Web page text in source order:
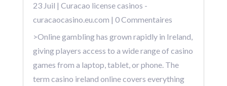
23 Juil | Curacao license casinos -
curacaocasino.eu.com | 0 Commentaires
>Online gambling has grown rapidly in Ireland,
giving players access to a wide range of casino
games from a laptop, tablet, or phone. The
term casino ireland online covers everything